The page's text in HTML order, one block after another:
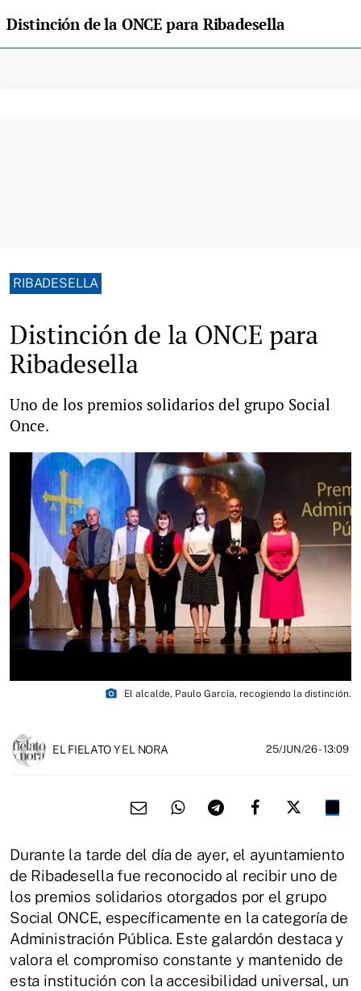
Distinción de la ONCE para Ribadesella
RIBADESELLA
Distinción de la ONCE para
Ribadesella
Uno de los premios solidarios del grupo Social
Once.
photo_camera El alcalde, Paulo García, recogiendo la distinción.
EL FIELATO Y EL NORA 25/JUN/26- 13:09
Durante la tarde del día de ayer, el ayuntamiento
de Ribadesella fue reconocido al recibir uno de
los premios solidarios otorgados por el grupo
Social ONCE, específicamente en la categoría de
Administración Pública. Este galardón destaca y
valora el compromiso constante y mantenido de
esta institución con la accesibilidad universal, un